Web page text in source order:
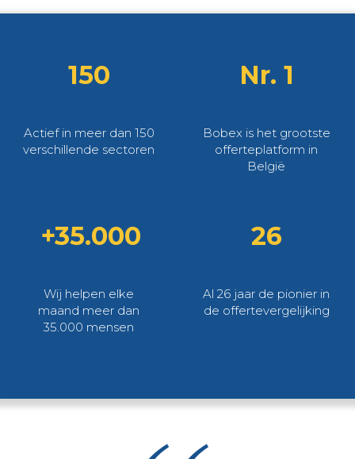
150
Actief in meer dan 150
verschillende sectoren
Nr. 1
Bobex is het grootste
offerteplatform in
België
+35.000
Wij helpen elke
maand meer dan
35.000 mensen
26
Al 26 jaar de pionier in
de offertevergelijking